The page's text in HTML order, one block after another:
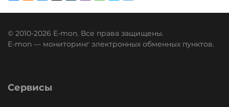
© 2010-2026 E-mon. Все права защищены.
E-mon — мониторинг электронных обменных пунктов.
Сервисы